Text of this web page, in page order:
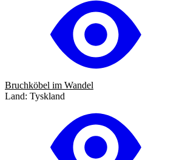
Bruchköbel im Wandel
Land: Tyskland